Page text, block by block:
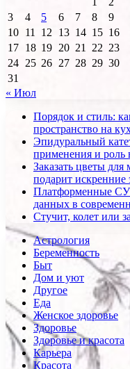
3
4 5 6 7 8
9
10 11 12 13 14 15 16
17 18 19 20 21 22 23
24 25 26 27 28 29 30
31
« Июл
Порядок и стиль:
пространство на
Эпидуральный
применения и роль
Заказать цветы
подарит искренние
Платформенные
данных в
Стучит, колет или
Астрология
Беременность
Быт
Дом и уют
Другое
Еда
Женское здоровье
Здоровье
Здоровье и красота
Карьера
Красота